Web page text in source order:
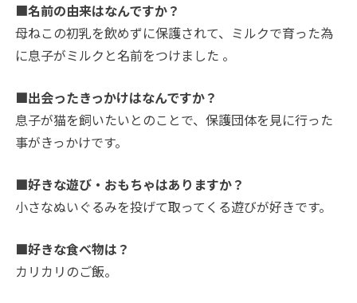
■名前の由来はなんですか？
母ねこの初乳を飲めずに保護されて、ミルクで育った為
に息子がミルクと名前をつけました 。
■出会ったきっかけはなんですか？
息子が猫を飼いたいとのことで、保護団体を見に行った
事がきっかけです。
■好きな遊び・おもちゃはありますか？
小さなぬいぐるみを投げて取ってくる遊びが好きです。
■好きな食べ物は？
カリカリのご飯。